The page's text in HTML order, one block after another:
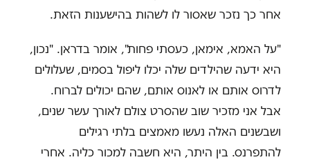
אחר כך נזכר שאסור לו לשהות בהישענות הזאת.
"על האמא, אימאן, כעסתי פחות", אומר בדראן. "נכון,
היא ידעה שהילדים שלה יכלו ליפול בסמים, שעלולים
לדרוס אותם או לאנוס אותם, שהם יכולים לברוח.
אבל אני מזכיר שוב שהסרט צולם לאורך עשר שנים,
ושבשנים האלה נעשו מאמצים בלתי רגילים
להתפרנס. בין היתר, היא חשבה למכור כליה. אחרי